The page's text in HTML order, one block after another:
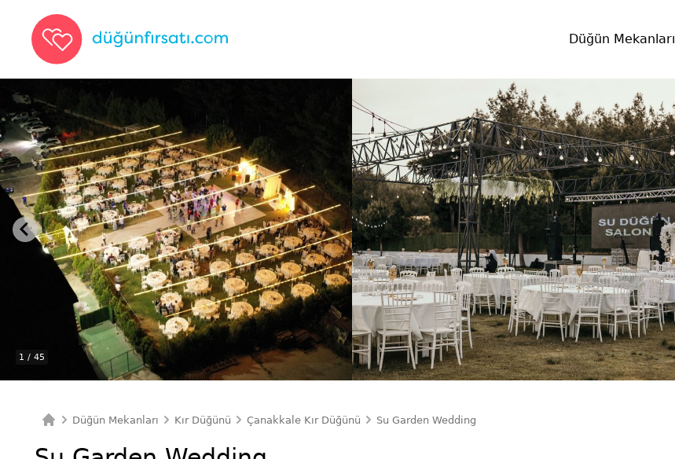
Düğün Mekanları
1 / 45
Düğün Mekanları Kır Düğünü Çanakkale Kır Düğünü Su Garden Wedding